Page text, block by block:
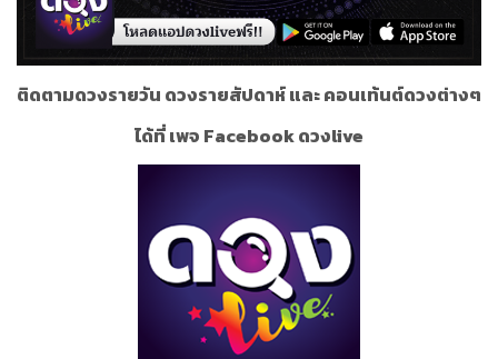
ติดตามดวงรายวัน ดวงรายสัปดาห์ และ คอนเท้นต์ดวงต่างๆ
ได้ที่ เพจ Facebook ดวงlive